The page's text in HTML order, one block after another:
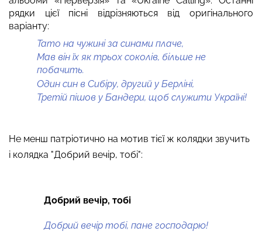
рядки цієї пісні відрізняються від оригінального
варіанту:
Тато на чужині за синами плаче,
Мав він їх як трьох соколів, більше не
побачить.
Один син в Сибіру, другий у Берліні,
Третій пішов у Бандери, щоб служити Україні!
Не менш патріотично на мотив тієї ж колядки звучить
і колядка "Добрий вечір, тобі":
Добрий вечір, тобі
Добрий вечір тобі, пане господарю!